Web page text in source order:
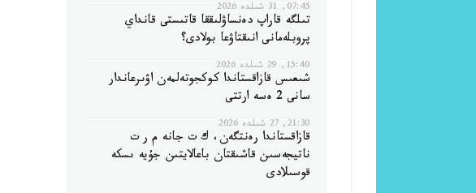
07:45, 31 شىلدە 2026
تىلگە قاراپ دەنساۋلىققا قاتىستى قانداي
پروبلەمانى انىقتاۋعا بولادى؟
15:40, 29 شىلدە 2026
شىعىس قازاقستاندا كوكجوتەلمەن اۋىرعاندار
سانى 2 ەسە ارتتى
21:30, 27 شىلدە 2026
قازاقستاندا رەنتگەن، ك ت جانە م ر ت
ناتيجەسىن قاشىقتان باعالايتىن جۇيە ىسكە
قوسىلادى